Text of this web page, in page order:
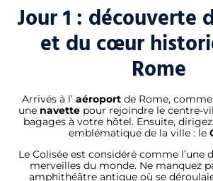
Jour 1 : découverte
et du cœur
Rome
Arrivés à l’ aéroportde Rome,
une navette pour rejoindre le centre-
bagages à votre hôtel. Ensuite,
emblématique de la ville : le
Le Colisée est considéré comme l’une
merveilles du monde. Ne manquez
amphithéâtre antique où se